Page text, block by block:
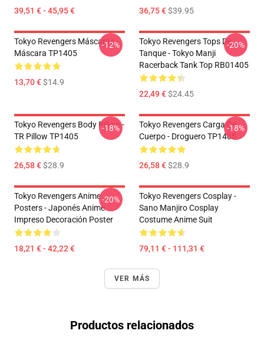
39,51 € - 45,95 € 36,75 €$39.95
Tokyo Revengers Máscaras -
Máscara TP1405
13,70 €$14.9
-12%
Tokyo Revengers Tops De
Tanque - Tokyo Manji
Racerback Tank Top RB01405
22,49 €$24.45
-20%
Tokyo Revengers Body Pillow -
TR Pillow TP1405
26,58 €$28.9
-18%
Tokyo Revengers Carga De
Cuerpo - Droguero TP1405
26,58 €$28.9
-18%
Tokyo Revengers Anime
Posters - Japonés Anime
Impreso Decoración Poster
18,21 € - 42,22 €
-20%
Tokyo Revengers Cosplay -
Sano Manjiro Cosplay
Costume Anime Suit
79,11 € - 111,31 €
VER MÁS
Productos relacionados